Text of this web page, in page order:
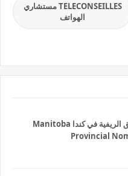
TELECONSEILLES مستشاري
الهواتف
التسجيل للهجرة للمناطق الريفية في كندا Manitoba
Provincial